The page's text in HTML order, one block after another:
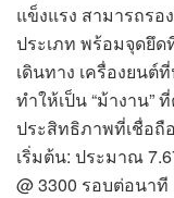
แข็งแรง สามารถร
ประเภท พร้อมจุดยึ
เดินทาง เครื่องยน
ทำให้เป็น “ม้างาน”
ประสิทธิภาพที่เชื่อถื
เริ่มต้น: ประมาณ
@ 3300 รอบต่อนาที